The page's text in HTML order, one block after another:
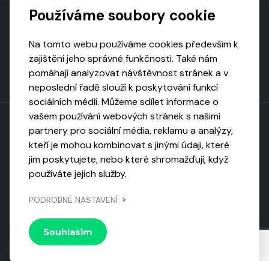
Toto dílo podléhá licenci CC BY-NC-ND
Uveďte původ, neužívejte komerčně, nezpracovávejte.
Národní knihovnou ČR
© 2026 Visiongame. Všechna práva vyhrazena.
ochrany soukromí
Používáme soubory cookie
Na tomto webu používáme cookies především k
zajištění jeho správné funkčnosti. Také nám
pomáhají analyzovat návštěvnost stránek a v
neposlední řadě slouží k poskytování funkcí
sociálních médií. Můžeme sdílet informace o
vašem používání webových stránek s našimi
partnery pro sociální média, reklamu a analýzy,
kteří je mohou kombinovat s jinými údaji, které
jim poskytujete, nebo které shromažďují, když
používáte jejich služby.
PODROBNÉ NASTAVENÍ
Souhlasím